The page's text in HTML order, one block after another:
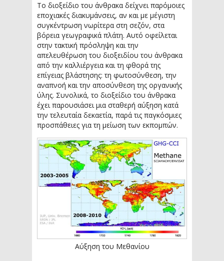
Το διοξείδιο του άνθρακα δείχνει παρόμοιες
εποχιακές διακυμάνσεις, αν και με μέγιστη
συγκέντρωση νωρίτερα στη σεζόν, στα
βόρεια γεωγραφικά πλάτη. Αυτό οφείλεται
στην τακτική πρόσληψη και την
απελευθέρωση του διοξειδίου του άνθρακα
από την καλλιέργεια και τη φθορά της
επίγειας βλάστησης: τη φωτοσύνθεση, την
αναπνοή και την αποσύνθεση της οργανικής
ύλης. Συνολικά, το διοξείδιο του άνθρακα
έχει παρουσιάσει μια σταθερή αύξηση κατά
την τελευταία δεκαετία, παρά τις παγκόσμιες
προσπάθειες για τη μείωση των εκπομπών.
Αύξηση του Μεθανίου